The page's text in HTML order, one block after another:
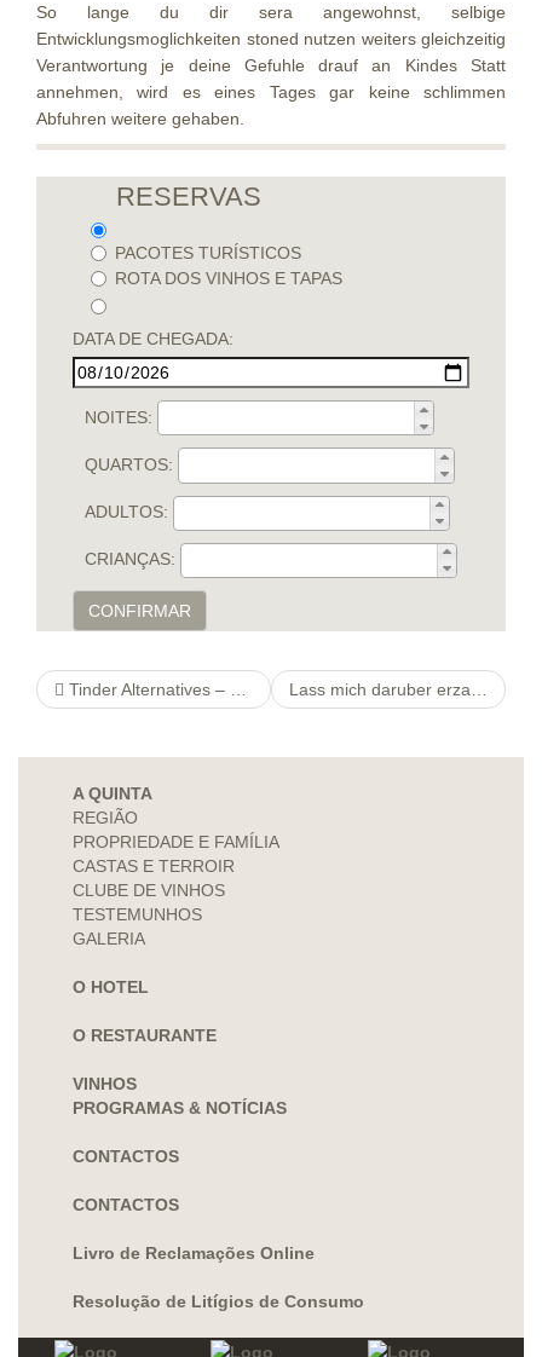
So lange du dir sera angewohnst, selbige
Entwicklungsmoglichkeiten stoned nutzen weiters gleichzeitig
Verantwortung je deine Gefuhle drauf an Kindes Statt
annehmen, wird es eines Tages gar keine schlimmen
Abfuhren weitere gehaben.
RESERVAS
PACOTES TURÍSTICOS
ROTA DOS VINHOS E TAPAS
DATA DE CHEGADA:
NOITES:
QUARTOS:
ADULTOS:
CRIANÇAS:
CONFIRMAR
Tinder Alternatives – The Best Choice For Sexual Activity
A QUINTA
REGIÃO
PROPRIEDADE E FAMÍLIA
CASTAS E TERROIR
CLUBE DE VINHOS
TESTEMUNHOS
GALERIA
O HOTEL
O RESTAURANTE
VINHOS
PROGRAMAS & NOTÍCIAS
CONTACTOS
CONTACTOS
Livro de Reclamações Online
Resolução de Litígios de Consumo